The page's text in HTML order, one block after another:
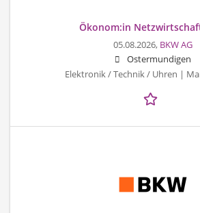
Ökonom:in
05.08.2026, BKW AG
Ostermundigen
Elektronik / Technik / Uhren |